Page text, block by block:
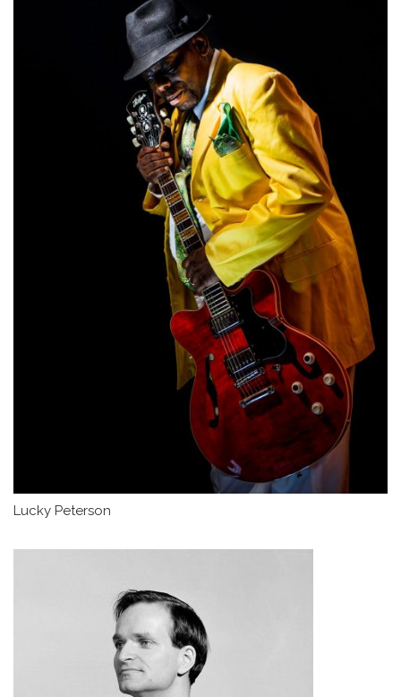
Lucky Peterson